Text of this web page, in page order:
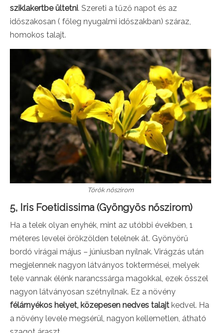
sziklakertbe ültetni. Szereti a tűző napot és az
időszakosan ( főleg nyugalmi időszakban) száraz,
homokos talajt.
Török nőszirom
5, Iris Foetidissima (Gyöngyös nőszirom)
Ha a telek olyan enyhék, mint az utóbbi években, 1
méteres levelei örökzölden telelnek át. Gyönyörű
bordó virágai május – júniusban nyílnak. Virágzás után
megjelennek nagyon látványos toktermései, melyek
tele vannak élénk narancssárga magokkal, ezek ősszel
nagyon látványosan szétnyílnak. Ez a növény
félárnyékos helyet, közepesen nedves talajt kedvel. Ha
a növény levele megsérül, nagyon kellemetlen, átható